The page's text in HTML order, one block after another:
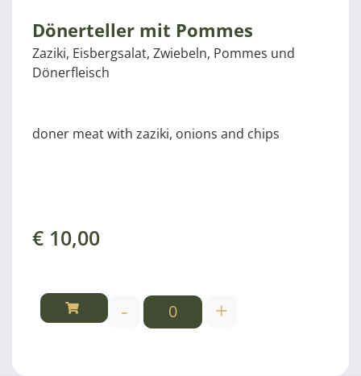
Dönerteller mit Pommes
Zaziki, Eisbergsalat, Zwiebeln, Pommes und
Dönerfleisch
doner meat with zaziki, onions and chips
€ 10,00
- +